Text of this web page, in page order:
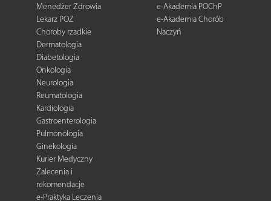
Menedżer Zdrowia
Lekarz POZ
Choroby rzadkie
Dermatologia
Diabetologia
Onkologia
Neurologia
Reumatologia
Kardiologia
Gastroenterologia
Pulmonologia
Ginekologia
Kurier Medyczny
Zalecenia i
rekomendacje
e-Praktyka Leczenia
e-Akademia POChP
e-Akademia Chorób
Naczyń